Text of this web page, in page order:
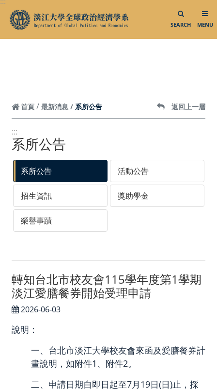
跳到頁面主要內容區
SEARCH MENU
校外參訪
相關連結
中華民國僑務委員會
中華民國對外貿易發展協會
外貿協會發展中心
台灣政治學會
智慧財產權專區
聯絡我們
Facebook
Instagram
首頁 最新消息 系所公告 返回上一層
:::
系所公告
系所公告 活動公告
招生資訊 獎助學金
榮譽事蹟
轉知台北市校友會115學年度第1學期
淡江愛膳餐券開始受理申請
2026-06-03
說明：
一、台北市淡江大學校友會來函及愛膳餐券計
畫說明，如附件1、附件2。
二、申請日期自即日起至7月19日(日)止，採